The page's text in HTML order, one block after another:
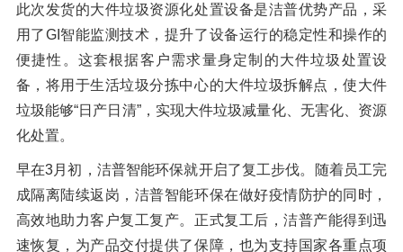
此次发货的大件垃圾资源化处置设备是洁普优势产品，采
用了GI智能监测技术，提升了设备运行的稳定性和操作的
便捷性。这套根据客户需求量身定制的大件垃圾处置设
备，将用于生活垃圾分拣中心的大件垃圾拆解点，使大件
垃圾能够“日产日清”，实现大件垃圾减量化、无害化、资源
化处置。
早在3月初，洁普智能环保就开启了复工步伐。随着员工完
成隔离陆续返岗，洁普智能环保在做好疫情防护的同时，
高效地助力客户复工复产。正式复工后，洁普产能得到迅
速恢复，为产品交付提供了保障，也为支持国家各重点项